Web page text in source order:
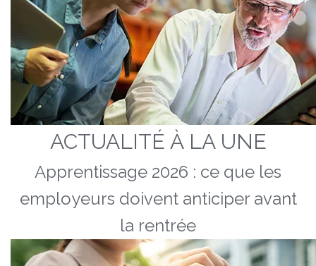
ACTUALITÉ À LA UNE
Apprentissage 2026 : ce que les
employeurs doivent anticiper avant
la rentrée